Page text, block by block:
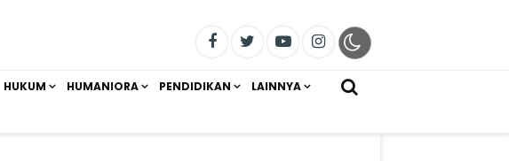
HUKUM HUMANIORA PENDIDIKAN LAINNYA